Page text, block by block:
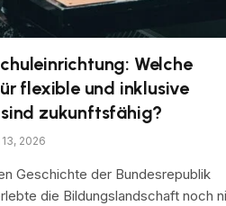
Welche
flexible und inklusive
zukunftsfähig?
2026
Geschichte der Bundesrepublik
die Bildungslandschaft noch